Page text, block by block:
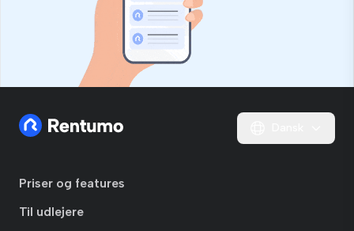
Priser og features
Til udlejere